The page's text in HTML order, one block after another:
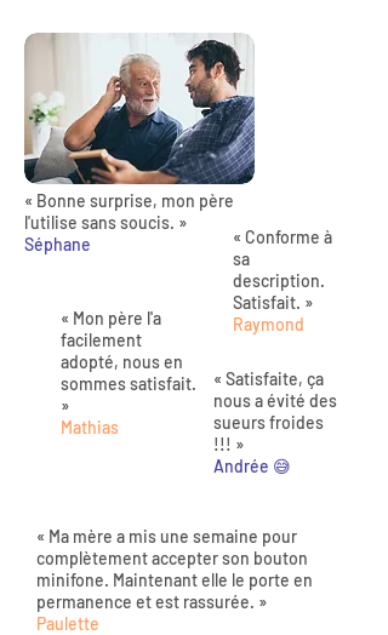
« Bonne surprise, mon père
l'utilise sans soucis. »
Séphane
« Mon père l'a
facilement
adopté, nous en
sommes satisfait.
»
Mathias
« Conforme à
sa
description.
Satisfait. »
Raymond
« Satisfaite, ça
nous a évité des
sueurs froides
!!! »
Andrée 😅
« Ma mère a mis une semaine pour
complètement accepter son bouton
minifone. Maintenant elle le porte en
permanence et est rassurée. »
Paulette